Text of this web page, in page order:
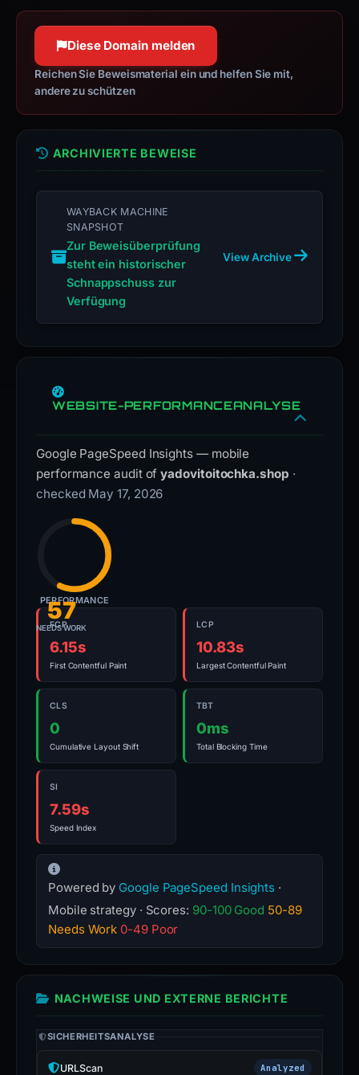
not
live
Avoid
with
submit
an
appeal
if
report
inaccurate.
100 % Konfidenz
100 % Konfidenz
Diese Domain melden
Reichen Sie Beweismaterial ein und helfen Sie mit,
andere zu schützen
ARCHIVIERTE BEWEISE
WAYBACK MACHINE
SNAPSHOT
Zur Beweisüberprüfung
steht ein historischer
Schnappschuss zur
Verfügung
View Archive
WEBSITE-PERFORMANCEANALYSE
Google PageSpeed Insights — mobile
performance audit ofyadovitoitochka.shop ·
checked May 17, 2026
57
NEEDS WORK
PERFORMANCE
FCP
6.15s
First Contentful Paint
LCP
10.83s
Largest Contentful Paint
CLS
0
Cumulative Layout Shift
TBT
0ms
Total Blocking Time
SI
7.59s
Speed Index
Powered by Google PageSpeed Insights ·
Mobile strategy · Scores: 90-100 Good 50-89
Needs Work 0-49 Poor
NACHWEISE UND EXTERNE BERICHTE
SICHERHEITSANALYSE
URLScan Analyzed